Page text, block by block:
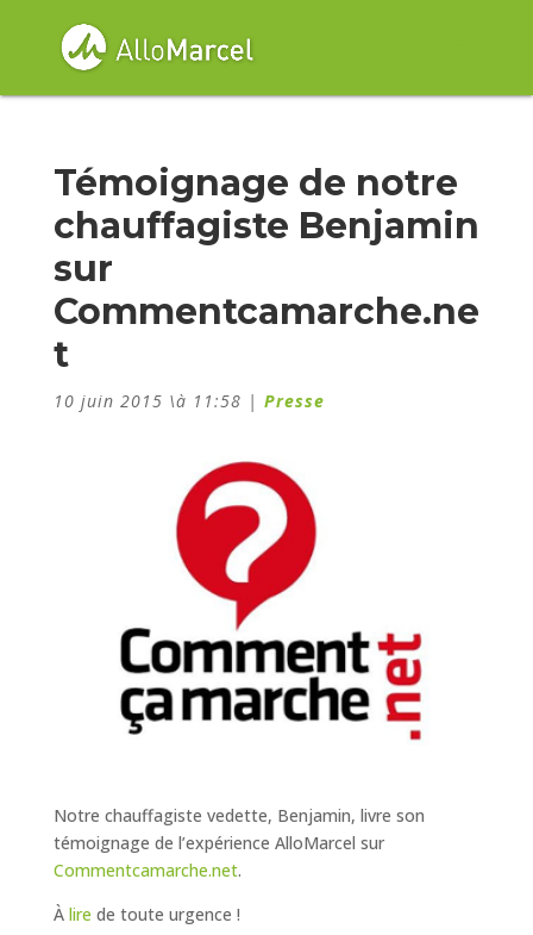
Témoignage de notre
chauffagiste Benjamin
sur
Commentcamarche.ne
t
10 juin 2015 \à 11:58 | Presse
Notre chauffagiste vedette, Benjamin, livre son
témoignage de l’expérience AlloMarcel sur
Commentcamarche.net.
À lire de toute urgence !